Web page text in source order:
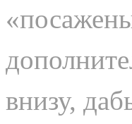
внизу,